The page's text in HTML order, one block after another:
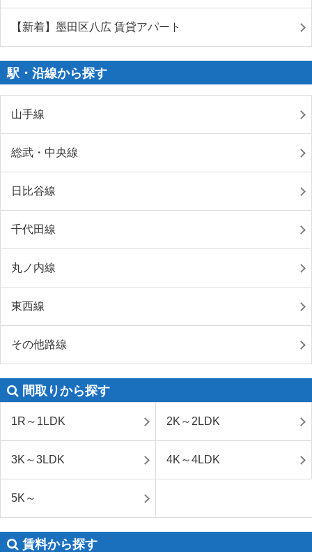
【新着】墨田区八広 賃貸アパート
駅・沿線から探す
山手線
総武・中央線
日比谷線
千代田線
丸ノ内線
東西線
その他路線
間取りから探す
1R～1LDK 2K～2LDK
3K～3LDK 4K～4LDK
5K～
賃料から探す